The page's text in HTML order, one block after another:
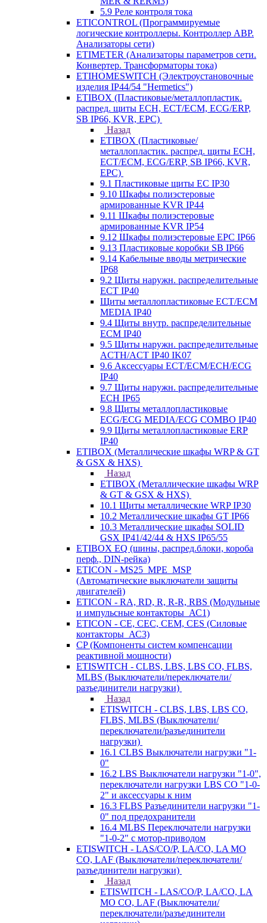
5.9 Реле контроля тока
ETICONTROL (Программируемые
логические контроллеры. Контроллер АВР.
Анализаторы сети)
ETIMETER (Анализаторы параметров сети.
Конвертер. Трансформаторы тока)
ETIHOMESWITCH (Электроустановочные
изделия IP44/54 "Hermetics")
ETIBOX (Пластиковые/металлопластик.
распред. щиты ECH, ECT/ECM, ECG/ERP,
SB IP66, KVR, EPC)
Назад
ETIBOX (Пластиковые/
металлопластик. распред. щиты ECH,
ECT/ECM, ECG/ERP, SB IP66, KVR,
EPC)
9.1 Пластиковые щиты EC IP30
9.10 Шкафы полиэстеровые
армированные KVR IP44
9.11 Шкафы полиэстеровые
армированные KVR IP54
9.12 Шкафы полиэстеровые EPC IP66
9.13 Пластиковые коробки SB IP66
9.14 Кабельные вводы метрические
IP68
9.2 Щиты наружн. распределительные
ECT IP40
Щиты металлопластиковые ECT/ECM
MEDIA IP40
9.4 Щиты внутр. распределительные
ECМ IP40
9.5 Щиты наружн. распределительные
ACTH/ACT IP40 IK07
9.6 Аксессуары ECT/ECM/ECH/ECG
IP40
9.7 Щиты наружн. распределительные
ECH IP65
9.8 Щиты металлопластиковые
ECG/ECG MEDIA/ECG COMBO IP40
9.9 Щиты металлопластиковые ERP
IP40
ETIBOX (Металлические шкафы WRP & GT
& GSX & HXS)
Назад
ETIBOX (Металлические шкафы WRP
& GT & GSX & HXS)
10.1 Щиты металлические WRP IP30
10.2 Металлические шкафы GT IP66
10.3 Металлические шкафы SOLID
GSX IP41/42/44 & HXS IP65/55
ETIBOX EQ (шины, распред.блоки, короба
перф., DIN-рейка)
ETICON - MS25_MPE_MSP
(Автоматические выключатели защиты
двигателей)
ETICON - RA, RD, R, R-R, RBS (Модульные
и импульсные контакторы_АС1)
ETICON - CE, CEC, CEM, CES (Силовые
контакторы_АС3)
CP (Компоненты систем компенсации
реактивной мощности)
ETISWITCH - CLBS, LBS, LBS CO, FLBS,
MLBS (Выключатели/переключатели/
разъединители нагрузки)
Назад
ETISWITCH - CLBS, LBS, LBS CO,
FLBS, MLBS (Выключатели/
переключатели/разъединители
нагрузки)
16.1 CLBS Выключатели нагрузки "1-
0"
16.2 LBS Выключатели нагрузки "1-0",
переключатели нагрузки LBS CO "1-0-
2" и аксессуары к ним
16.3 FLBS Разъединители нагрузки "1-
0" под предохранители
16.4 MLBS Переключатели нагрузки
"1-0-2" с мотор-приводом
ETISWITCH - LAS/CO/P, LA/CO, LA MO
CO, LAF (Выключатели/переключатели/
разъединители нагрузки)
Назад
ETISWITCH - LAS/CO/P, LA/CO, LA
MO CO, LAF (Выключатели/
переключатели/разъединители